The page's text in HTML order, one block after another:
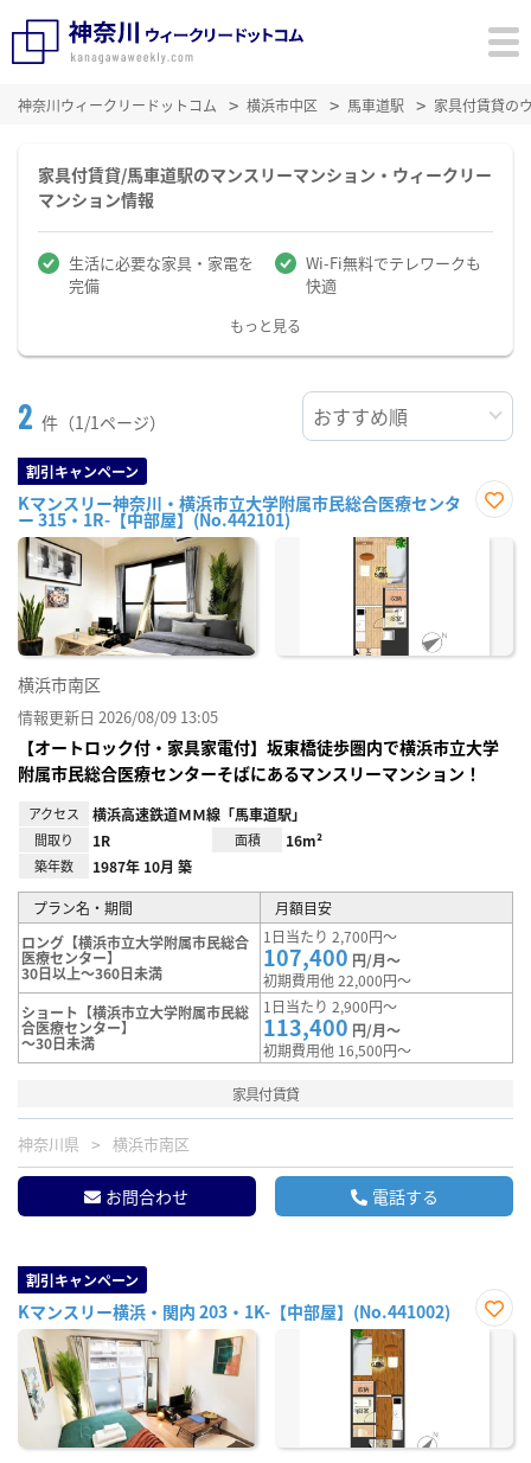
神奈川ウィークリードットコム 横浜市中区 馬車道駅 家具付賃貸の
家具付賃貸/馬車道駅のマンスリーマンション・ウィークリー
マンション情報
生活に必要な家具・家電を
完備
Wi-Fi無料でテレワークも
快適
もっと見る
2 件（1/1ページ）
割引キャンペーン
Kマンスリー神奈川・横浜市立大学附属市民総合医療センタ
ー 315・1R-【中部屋】(No.442101)
に入
横浜市南区
情報更新日 2026/08/09 13:05
【オートロック付・家具家電付】坂東橋徒歩圏内で横浜市立大学
附属市民総合医療センターそばにあるマンスリーマンション！
アクセス 横浜高速鉄道ＭＭ線「馬車道駅」
間取り 1R 面積 16m²
築年数 1987年 10月 築
プラン名・期間
月額目安
ロング【横浜市立大学附属市民総合
医療センター】
30日以上～360日未満
1日当たり 2,700円～
107,400 円/月～
初期費用他 22,000円～
ショート【横浜市立大学附属市民総
合医療センター】
～30日未満
1日当たり 2,900円～
113,400 円/月～
初期費用他 16,500円～
家具付賃貸
神奈川県 横浜市南区
お問合わせ 電話する
割引キャンペーン
Kマンスリー横浜・関内 203・1K-【中部屋】(No.441002)
お気